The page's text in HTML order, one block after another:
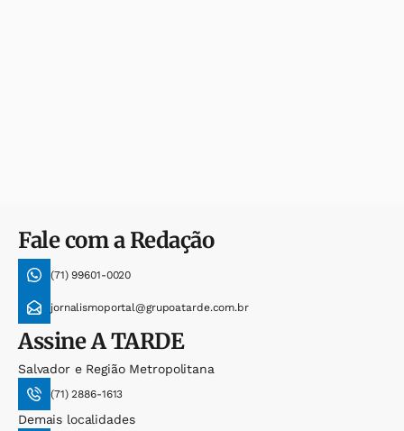
Fale com a Redação
(71) 99601-0020
jornalismoportal@grupoatarde.com.br
AssineA TARDE
Salvador e Região Metropolitana
(71) 2886-1613
Demais localidades